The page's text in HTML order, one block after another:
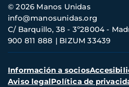
Información
de
contacto
© 2026 Manos Unidas
C/ Barquillo, 38 - 3º28004 -
900 811 888
BIZUM 33439
info@manosunidas.org
Menú
secundario
Información a socios
Aviso legalPolítica de